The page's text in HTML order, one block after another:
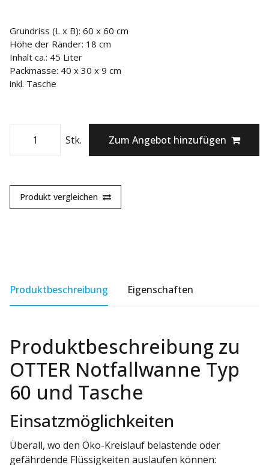
Grundriss (L x B): 60 x 60 cm
Höhe der Ränder: 18 cm
Inhalt ca.: 45 Liter
Packmasse: 40 x 30 x 9 cm
inkl. Tasche
Stk. Zum Angebot hinzufügen
Produkt vergleichen
Produktbeschreibung Eigenschaften
Produktbeschreibung zu
OTTER Notfallwanne Typ
60 und Tasche
Einsatzmöglichkeiten
Überall, wo den Öko-Kreislauf belastende oder
gefährdende Flüssigkeiten auslaufen können: